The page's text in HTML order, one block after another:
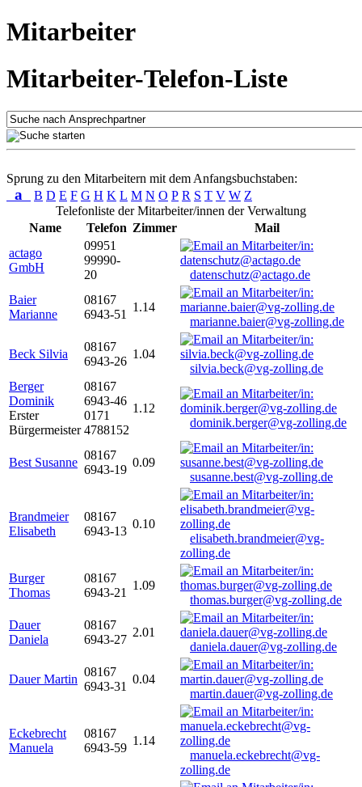
Mitarbeiter
Mitarbeiter-Telefon-Liste
Sprung zu den Mitarbeitern mit dem Anfangsbuchstaben:
a B D E F G H K L M N O P R S T V W Z
Telefonliste der Mitarbeiter/innen der Verwaltung
Name
Telefon Zimmer
Mail
actago
GmbH
09951
99990-
20
datenschutz@actago.de
Baier
Marianne
08167
6943-51
1.14
marianne.baier@vg-zolling.de
Beck Silvia
08167
6943-26
1.04
silvia.beck@vg-zolling.de
Berger
Dominik
Erster
Bürgermeister
08167
6943-46
0171
4788152
1.12
dominik.berger@vg-zolling.de
Best Susanne
08167
6943-19
0.09
susanne.best@vg-zolling.de
Brandmeier
Elisabeth
08167
6943-13
0.10
elisabeth.brandmeier@vg-
zolling.de
Burger
Thomas
08167
6943-21
1.09
thomas.burger@vg-zolling.de
Dauer
Daniela
08167
6943-27
2.01
daniela.dauer@vg-zolling.de
Dauer Martin
08167
6943-31
0.04
martin.dauer@vg-zolling.de
Eckebrecht
Manuela
08167
6943-59
1.14
manuela.eckebrecht@vg-
zolling.de